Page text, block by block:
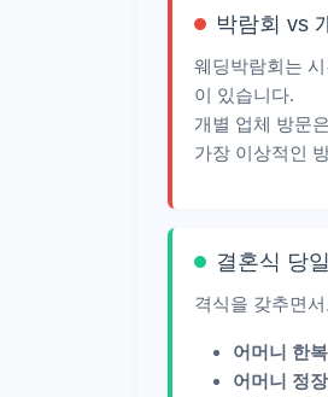
박람회 vs
웨딩박람회는
이 있습니다.
개별 업체 방문
가장 이상적인
결혼식 당
격식을 갖추면
어머니 한복
어머니 정장